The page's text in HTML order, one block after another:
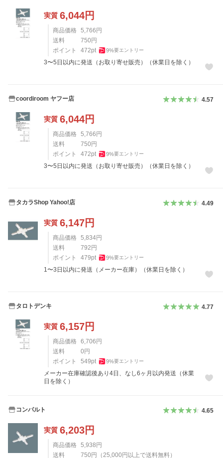
実質 6,044円
商品価格 5,766円
送料
750円
ポイント
472pt 9%要エントリー
3〜5日以内に発送（お取り寄せ販売）（休業日を除く）
coordiroom ヤフー店 4.57
実質 6,044円
商品価格 5,766円
送料
750円
ポイント
472pt 9%要エントリー
3〜5日以内に発送（お取り寄せ販売）（休業日を除く）
タカラShop Yahoo!店 4.49
実質 6,147円
商品価格 5,834円
送料
792円
ポイント
479pt 9%要エントリー
1〜3日以内に発送（メーカー在庫）（休業日を除く）
タロトデンキ 4.77
実質 6,157円
商品価格 6,706円
送料
0円
ポイント
549pt 9%要エントリー
メーカー在庫確認後あり4日、なし6ヶ月以内発送（休業
日を除く）
コンパルト 4.65
実質 6,203円
商品価格 5,938円
送料
750円 （ 25,000円以上で送料無料）